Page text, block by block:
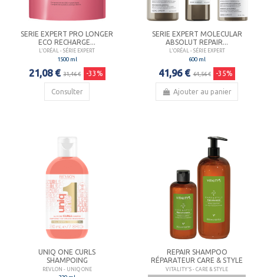
SERIE EXPERT PRO LONGER
ECO RECHARGE...
L'ORÉAL - SÉRIE EXPERT
1500 ml
21,08 € 31,46 € -33%
Consulter
SERIE EXPERT MOLECULAR
ABSOLUT REPAIR...
L'ORÉAL - SÉRIE EXPERT
600 ml
41,96 € 64,56 € -35%
Ajouter au panier
UNIQ ONE CURLS
SHAMPOING
REVLON - UNIQ ONE
REPAIR SHAMPOO
RÉPARATEUR CARE & STYLE
VITALITY'S - CARE & STYLE